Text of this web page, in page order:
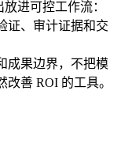
放进可控工作流：
证、审计证据和交
成果边界，不把模
善 ROI 的工具。